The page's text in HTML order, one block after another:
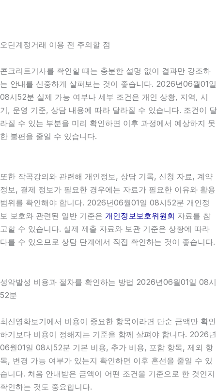
오딘계정거래 이용 전 주의할 점
콘크리트기사를 확인할 때는 충분한 설명 없이 결과만 강조하
는 안내를 신중하게 살펴보는 것이 좋습니다. 2026년06월01일
08시52분 실제 가능 여부나 세부 조건은 개인 상황, 지역, 시
기, 운영 기준, 상담 내용에 따라 달라질 수 있습니다. 조건이 달
라질 수 있는 부분을 미리 확인하면 이후 과정에서 예상하지 못
한 불편을 줄일 수 있습니다.
또한 작곡강의와 관련해 개인정보, 상담 기록, 신청 자료, 계약
정보, 결제 정보가 필요한 경우에는 자료가 필요한 이유와 활용
범위를 확인해야 합니다. 2026년06월01일 08시52분 개인정
보 보호와 관련된 일반 기준은 개인정보보호위원회 자료를 참
고할 수 있습니다. 실제 제출 자료와 보관 기준은 상황에 따라
다를 수 있으므로 상담 단계에서 직접 확인하는 것이 좋습니다.
성악발성 비용과 절차를 확인하는 방법 2026년06월01일 08시
52분
최신영화보기에서 비용이 중요한 항목이라면 단순 금액만 확인
하기보다 비용이 정해지는 기준을 함께 살펴야 합니다. 2026년
06월01일 08시52분 기본 비용, 추가 비용, 포함 항목, 제외 항
목, 변경 가능 여부가 있는지 확인하면 이후 혼선을 줄일 수 있
습니다. 처음 안내받은 금액이 어떤 조건을 기준으로 한 것인지
확인하는 것도 중요합니다.